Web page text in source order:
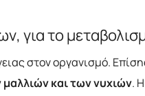
για το
στον οργανισμό.
μαλλιών και των νυχιών.